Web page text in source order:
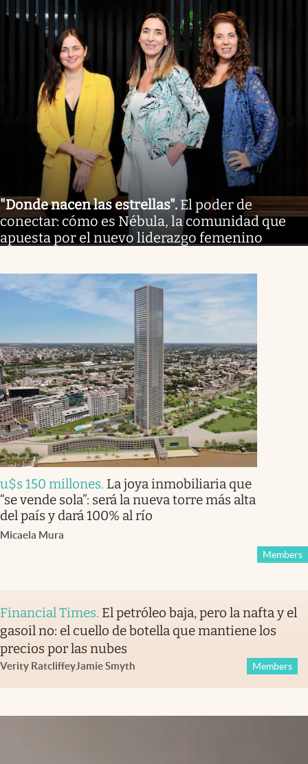
"Donde nacen las estrellas". El poder de
conectar: cómo es Nébula, la comunidad que
apuesta por el nuevo liderazgo femenino
u$s 150 millones. La joya inmobiliaria que
“se vende sola”: será la nueva torre más alta
del país y dará 100% al río
Micaela Mura
Members
Financial Times. El petróleo baja, pero la nafta y el
gasoil no: el cuello de botella que mantiene los
precios por las nubes
Verity RatcliffeyJamie Smyth Members